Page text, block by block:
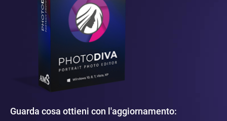
Guarda cosa ottieni con l'aggiornamento: